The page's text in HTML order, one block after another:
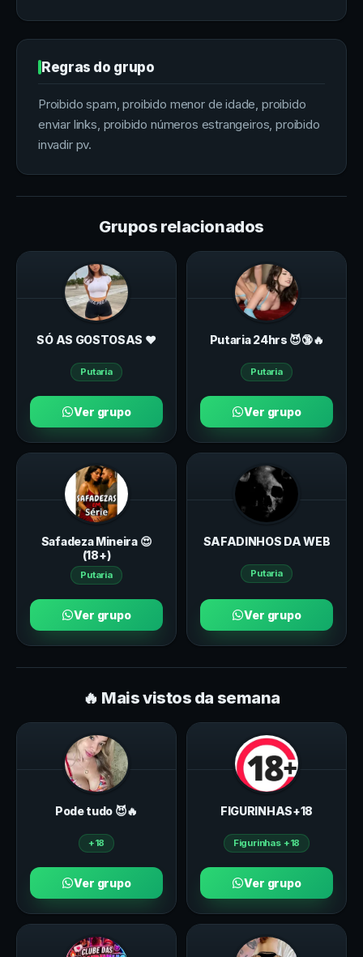
Regras do grupo
Proibido spam, proibido menor de idade, proibido
enviar links, proibido números estrangeiros, proibido
invadir pv.
Grupos relacionados
SÓ AS GOSTOSAS ♥️
Putaria
Ver grupo
Putariа 24hrs 😈🔞🔥
Putaria
Ver grupo
Safadeza Mineira 😍
(18+)
Putaria
Ver grupo
SAFADINHOS DA WEB
Putaria
Ver grupo
🔥 Mais vistos da semana
Pode tudo 😈🔥
+18
Ver grupo
FIGURINHAS+18
Figurinhas +18
Ver grupo